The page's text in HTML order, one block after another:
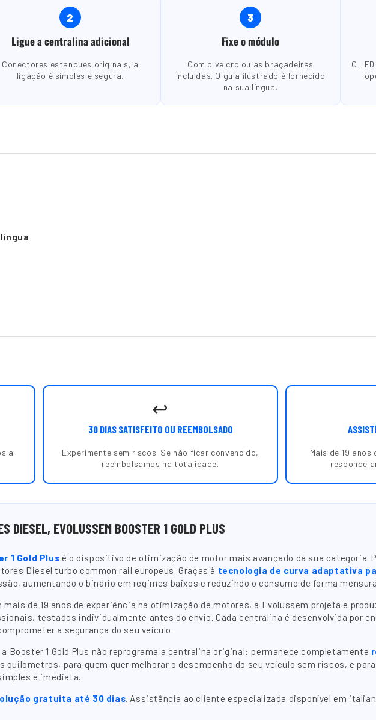
2
Ligue a centralina adicional
Conectores estanques originais, a
ligação é simples e segura.
3
Fixe o módulo
Com o velcro ou as braçadeiras
incluídas. O guia ilustrado é fornecido
na sua língua.
O
a
↩️
30 DIAS SATISFEITO OU REEMBOLSADO
Experimente sem riscos. Se não ficar convencido,
reembolsamos na totalidade.
Mais de 19
responde
DIESEL, EVOLUSSEM BOOSTER 1 GOLD PLUS
1 Gold Plus é o dispositivo de otimização de motor mais avançado da sua categoria.
Diesel turbo common rail europeus. Graças à tecnologia de curva adaptativa
aumentando o binário em regimes baixos e reduzindo o consumo de forma
mais de 19 anos de experiência na otimização de motores, a Evolussem projeta e
testados individualmente antes do envio. Cada centralina é desenvolvida por
a segurança do seu veículo.
1 Gold Plus não reprograma a centralina original: permanece completamente
para quem quer melhorar o desempenho do seu veículo sem riscos, e
e imediata.
gratuita até 30 dias. Assistência ao cliente especializada disponível em